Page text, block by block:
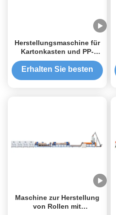
Herstellungsmaschine für
Kartonkasten und PP-
Rollen
Erhalten Sie besten
Maschine zur Herstellung
von Rollen mit